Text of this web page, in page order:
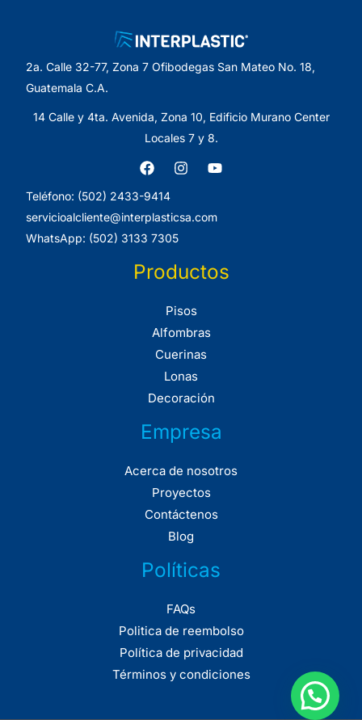
2a. Calle 32-77, Zona 7 Ofibodegas San Mateo No. 18,
Guatemala C.A.
14 Calle y 4ta. Avenida, Zona 10, Edificio Murano Center
Locales 7 y 8.
Teléfono: (502) 2433-9414
servicioalcliente@interplasticsa.com
WhatsApp: (502) 3133 7305
Productos
Pisos
Alfombras
Cuerinas
Lonas
Decoración
Empresa
Acerca de nosotros
Proyectos
Contáctenos
Blog
Políticas
FAQs
Politica de reembolso
Política de privacidad
Términos y condiciones